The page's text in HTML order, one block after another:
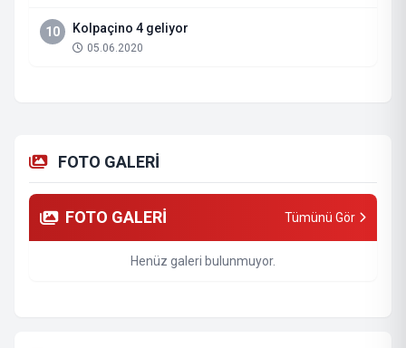
10 Kolpaçino 4 geliyor
05.06.2020
FOTO GALERİ
FOTO GALERİ Tümünü Gör
Henüz galeri bulunmuyor.